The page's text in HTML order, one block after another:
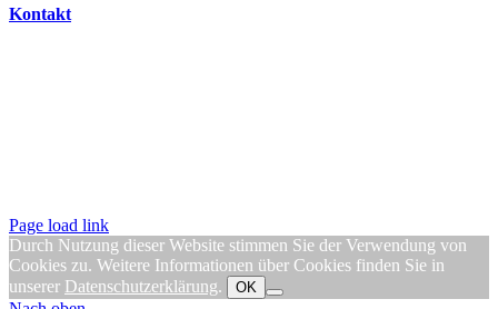
Kontakt
Page load link
Durch Nutzung dieser Website stimmen Sie der Verwendung von
Cookies zu. Weitere Informationen über Cookies finden Sie in
unserer Datenschutzerklärung. OK